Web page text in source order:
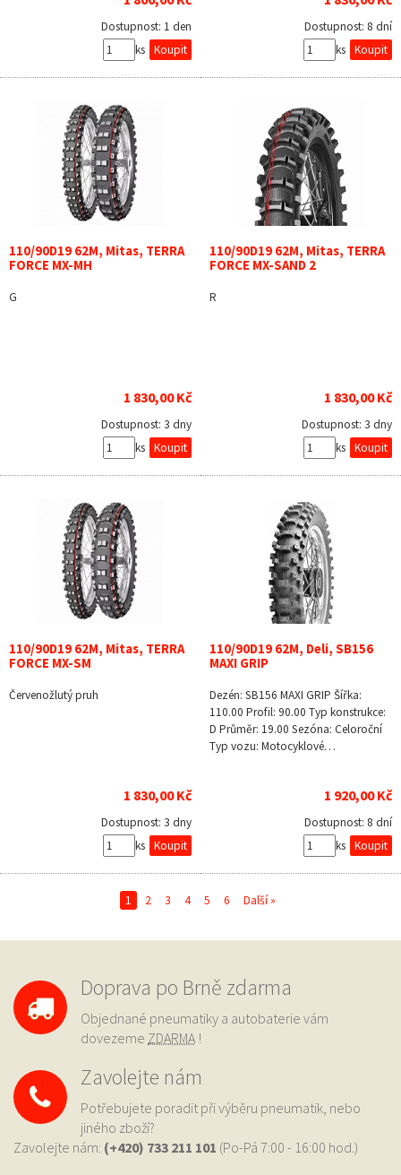
Dostupnost: 1 den
ks
Dostupnost: 8 dní
ks
110/90D19 62M, Mitas, TERRA
FORCE MX-MH
G
1 830,00 Kč
Dostupnost: 3 dny
ks
110/90D19 62M, Mitas, TERRA
FORCE MX-SAND 2
R
1 830,00 Kč
Dostupnost: 3 dny
ks
110/90D19 62M, Mitas, TERRA
FORCE MX-SM
Červenožlutý pruh
1 830,00 Kč
Dostupnost: 3 dny
ks
110/90D19 62M, Deli, SB156
MAXI GRIP
Dezén: SB156 MAXI GRIP Šířka:
110.00 Profil: 90.00 Typ konstrukce:
D Průměr: 19.00 Sezóna: Celoroční
Typ vozu: Motocyklové…
1 920,00 Kč
Dostupnost: 8 dní
ks
1 2 3 4 5 6 Další »
Doprava po Brně zdarma
Objednané pneumatiky a autobaterie vám
dovezeme ZDARMA !
Zavolejte nám
Potřebujete poradit při výběru pneumatik, nebo
jiného zboží?
Zavolejte nám: (+420) 733 211 101 (Po-Pá 7:00 - 16:00 hod.)